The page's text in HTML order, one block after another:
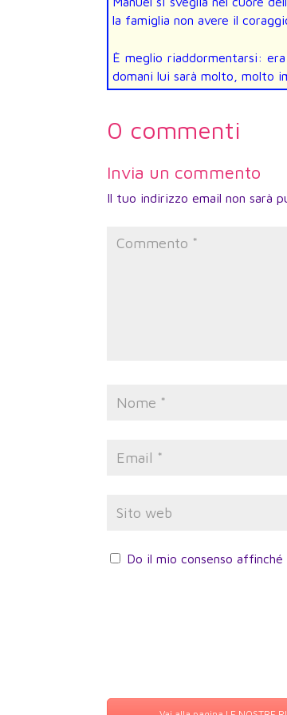
la famiglia non avere il
È meglio riaddormentarsi:
domani lui sarà molto, molto
0 commenti
Invia un commento
Il tuo indirizzo email non sarà
Do il mio consenso